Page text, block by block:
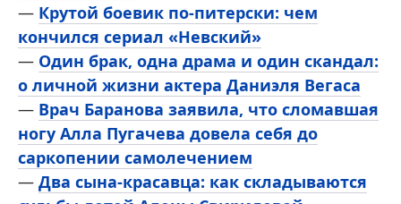
— Крутой боевик по-питерски: чем
кончился сериал «Невский»
— Один брак, одна драма и один скандал:
о личной жизни актера Даниэля Вегаса
— Врач Баранова заявила, что сломавшая
ногу Алла Пугачева довела себя до
саркопении самолечением
— Два сына-красавца: как складываются